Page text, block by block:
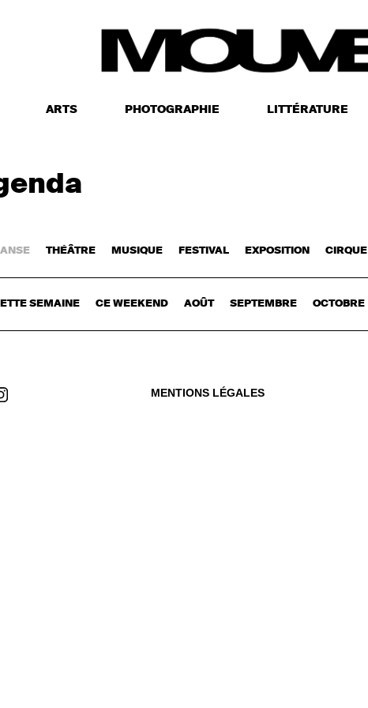
ARTS PHOTOGRAPHIE LITTÉRATURE
VOUS
THÉÂTRE MUSIQUE FESTIVAL EXPOSITION CIRQUE
SEMAINE CE WEEKEND AOÛT SEPTEMBRE OCTOBRE
MENTIONS LÉGALES